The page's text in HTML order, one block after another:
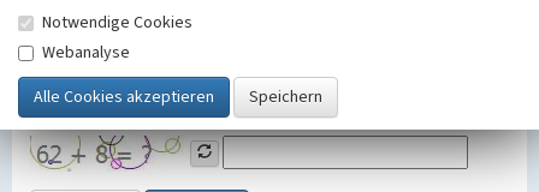
SicherheitsabfrageTragen Sie unten das Rechenergebnis aus der
Grafik ein
Notwendige Cookies
Webanalyse